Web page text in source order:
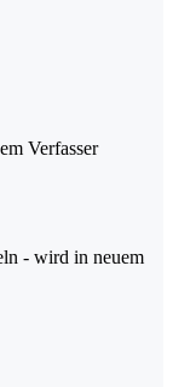
Verfasser
- wird in neuem